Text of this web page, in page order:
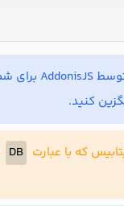
کنید.
که با عبارت DB